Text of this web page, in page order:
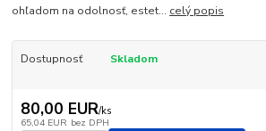
ohľadom na odolnosť, estet... celý popis
Dostupnosť Skladom
80,00 EUR/ks
65,04 EUR bez DPH